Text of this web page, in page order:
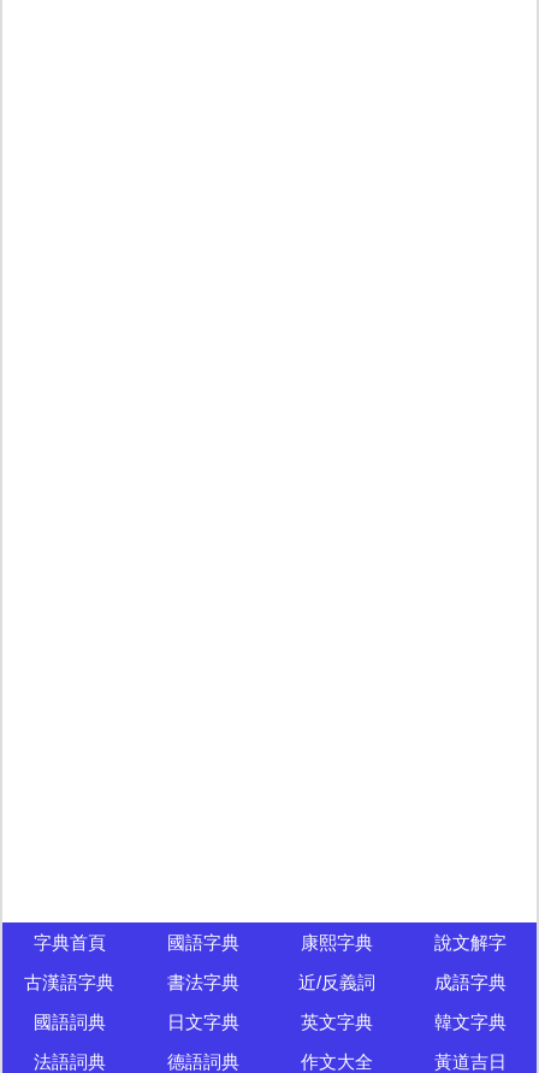
字典首頁 國語字典 康熙字典
說文解字
古漢語字典
書法字典 近/反義詞
成語字典
國語詞典
日文字典 英文字典
韓文字典
法語詞典
德語詞典 作文大全 黃道吉日